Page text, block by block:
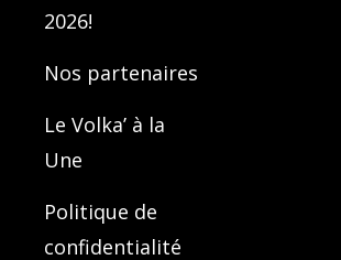
2026!
Nos partenaires
Le Volka’ à la
Une
Politique de
confidentialité